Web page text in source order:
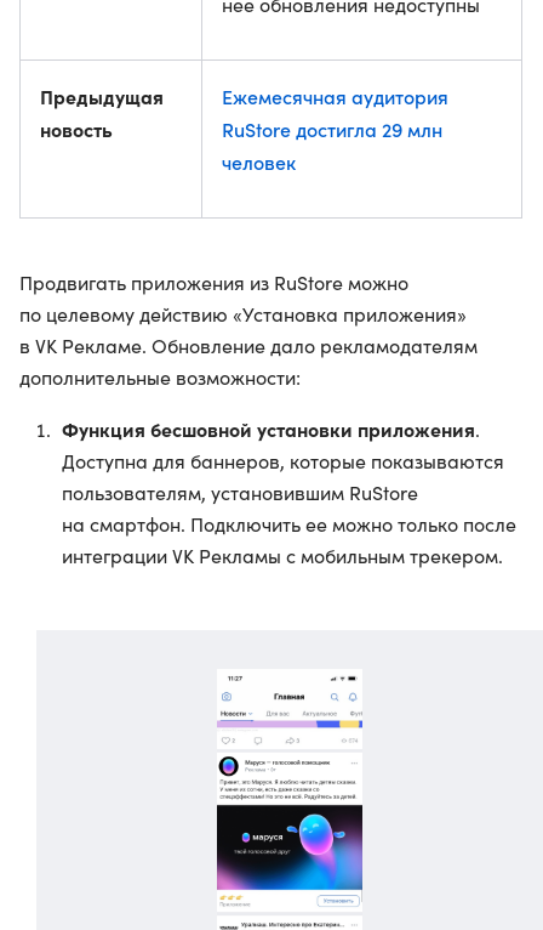
Предыдущая
новость
Ежемесячная аудитория
RuStore достигла 29 млн
человек
Продвигать приложения из RuStore можно
по целевому действию «Установка приложения»
в VK Рекламе. Обновление дало рекламодателям
дополнительные возможности:
Функция бесшовной установки приложения.
Доступна для баннеров, которые показываются
пользователям, установившим RuStore
на смартфон. Подключить ее можно только после
интеграции VK Рекламы с мобильным трекером.